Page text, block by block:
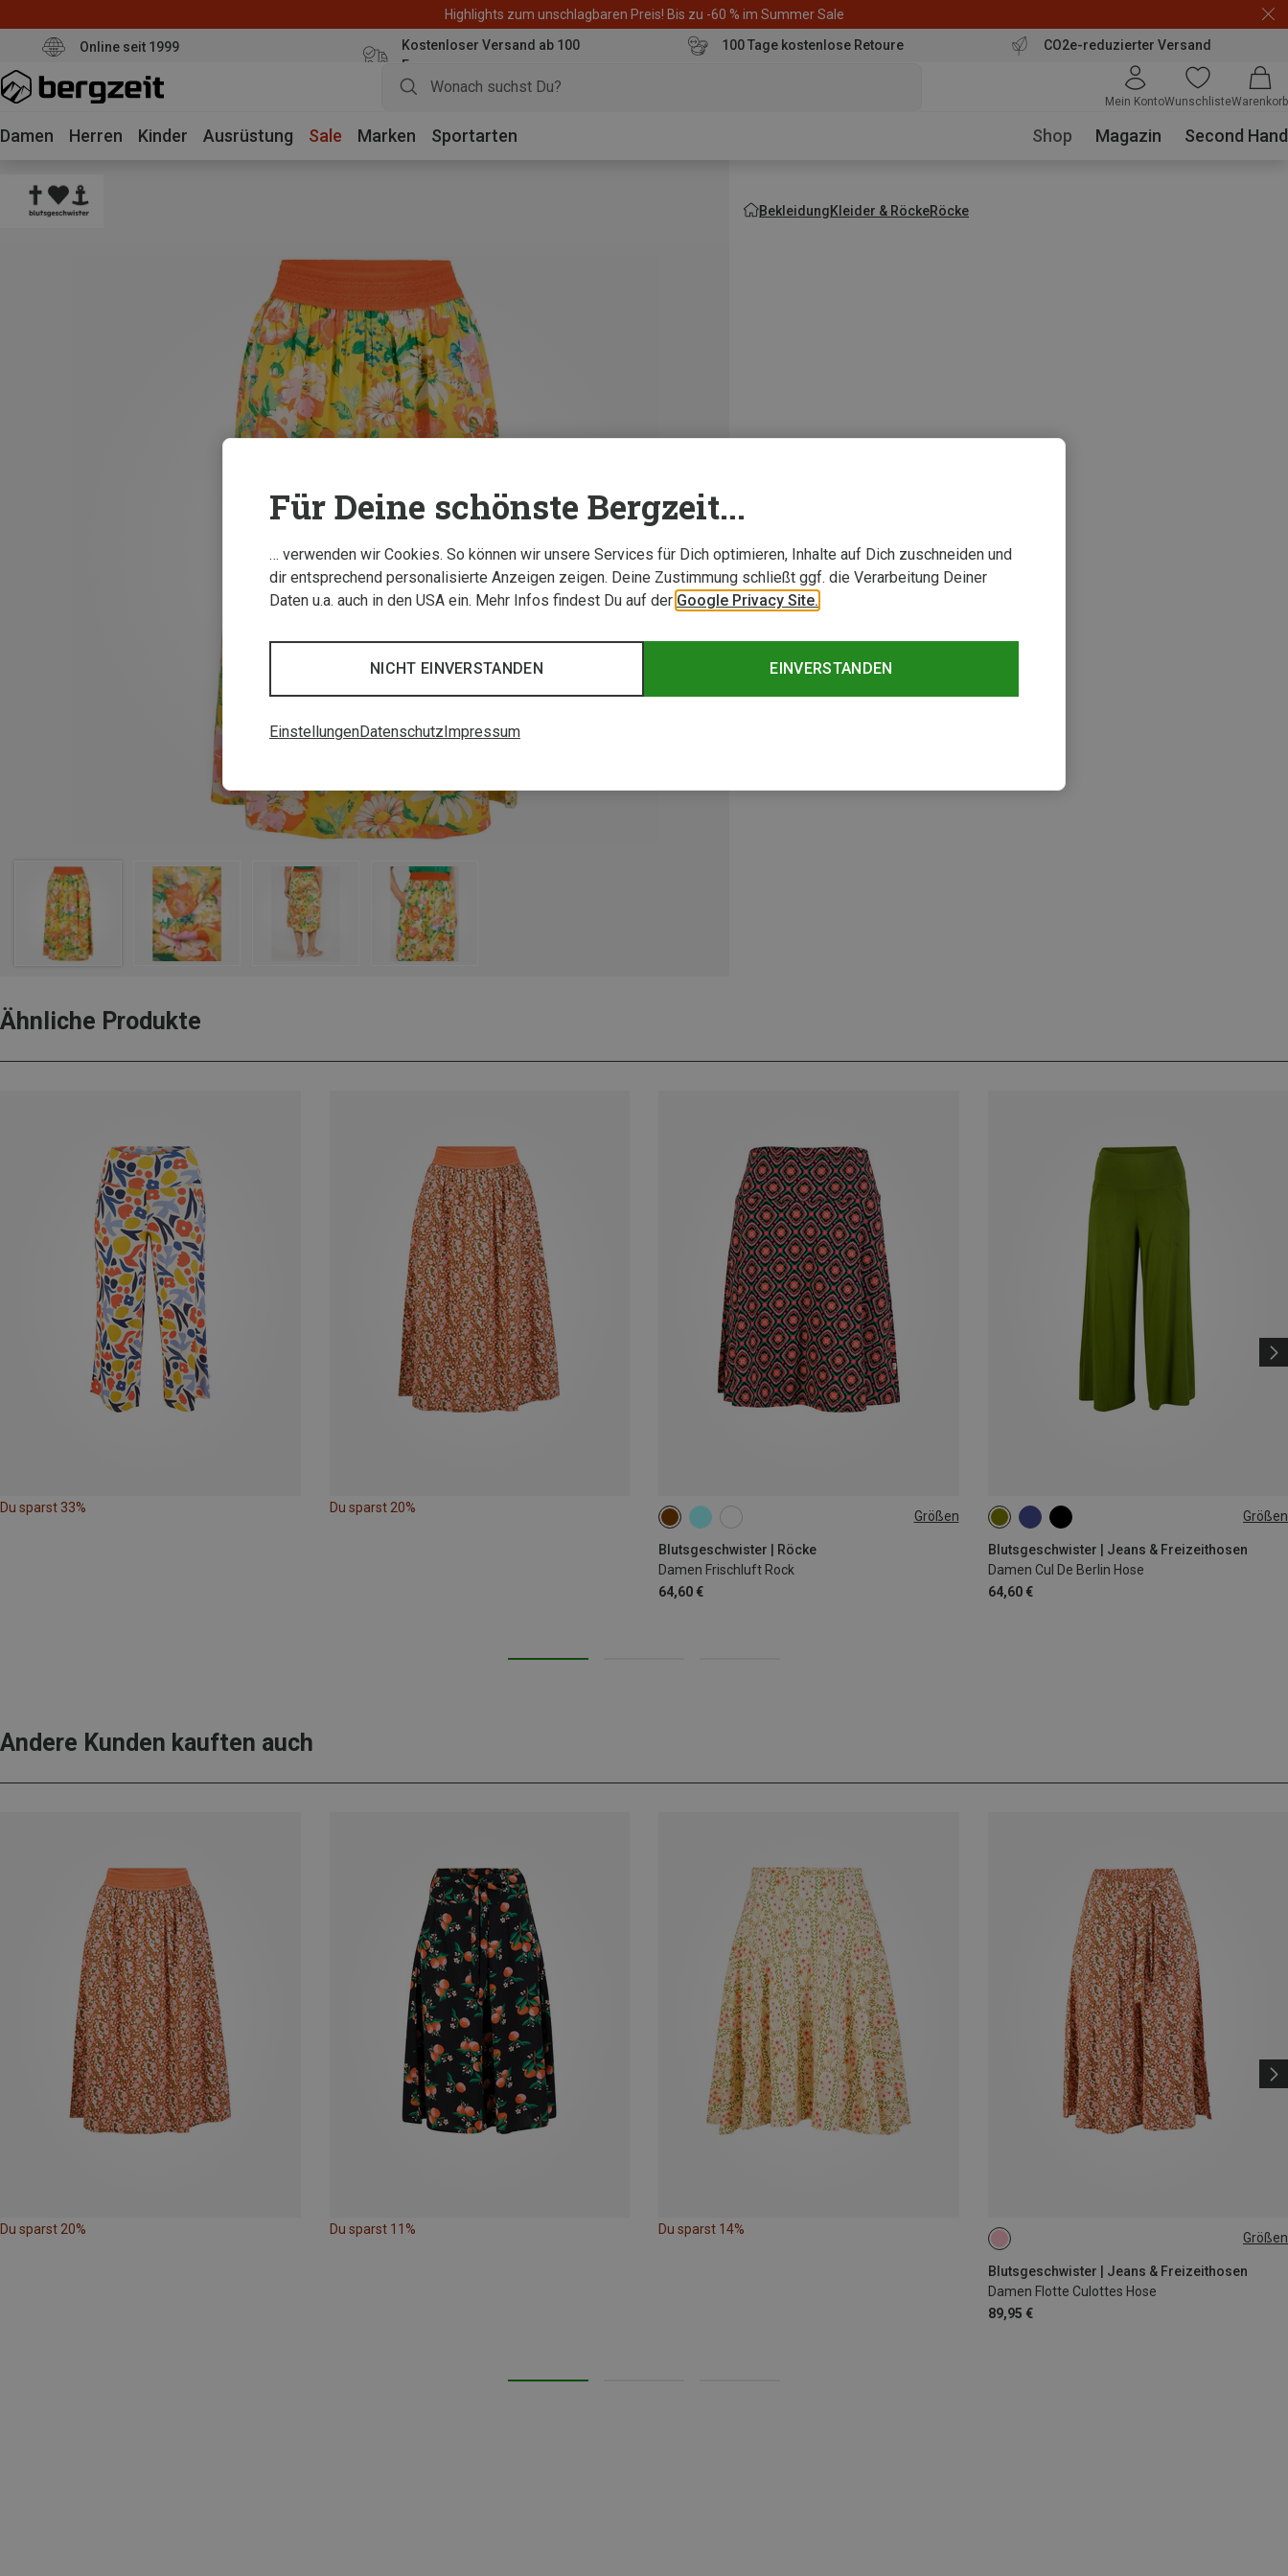
Highlights zum unschlagbaren Preis! Bis zu -60 % im Summer Sale
Online seit 1999
Kostenloser Versand ab 100
Euro
100 Tage kostenlose Retoure CO2e-reduzierter Versand
Mein KontoWunschlisteWarenkorb
Damen Herren Kinder Ausrüstung Sale Marken Sportarten Shop Magazin Second Hand
BekleidungKleider & RöckeRöcke
Ähnliche Produkte
Du sparst 33% Du sparst 20%
Größen
Blutsgeschwister | Röcke
Damen Frischluft Rock
64,60 €
S Größen
Blutsgeschwister | Jeans & Freizeithosen
Damen Cul De Berlin Hose
64,60 €
XS S M
Andere Kunden kauften auch
Du sparst 20% Du sparst 11% Du sparst 14%
Größen
Blutsgeschwister | Jeans & Freizeithosen
Damen Flotte Culottes Hose
89,95 €
S
Für Deine schönste Bergzeit...
… verwenden wir Cookies. So können wir unsere Services für Dich optimieren, Inhalte auf Dich zuschneiden und
dir entsprechend personalisierte Anzeigen zeigen. Deine Zustimmung schließt ggf. die Verarbeitung Deiner
Daten u.a. auch in den USA ein. Mehr Infos findest Du auf der Google Privacy Site.
EINVERSTANDEN
NICHT EINVERSTANDEN
EinstellungenDatenschutz Impressum